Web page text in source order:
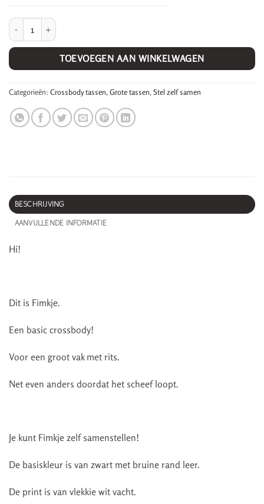
Fimkje. aantal
TOEVOEGEN AAN WINKELWAGEN
Categorieën: Crossbody tassen, Grote tassen, Stel zelf samen
BESCHRIJVING
AANVULLENDE INFORMATIE
Hi!
Dit is Fimkje.
Een basic crossbody!
Voor een groot vak met rits.
Net even anders doordat het scheef loopt.
Je kunt Fimkje zelf samenstellen!
De basiskleur is van zwart met bruine rand leer.
De print is van vlekkie wit vacht.